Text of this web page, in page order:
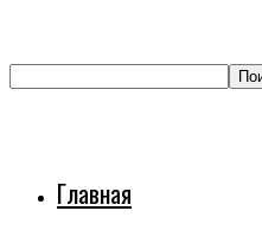
Главная